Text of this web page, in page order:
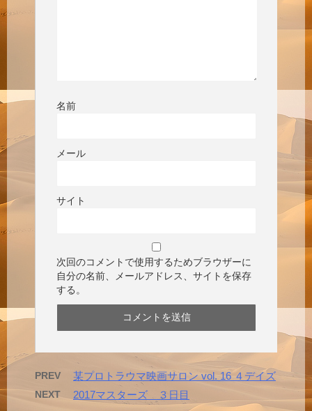
名前
メール
サイト
次回のコメントで使用するためブラウザーに
自分の名前、メールアドレス、サイトを保存
する。
PREV 某プロトラウマ映画サロン vol. 16 ４デイズ
NEXT 2017マスターズ ３日目